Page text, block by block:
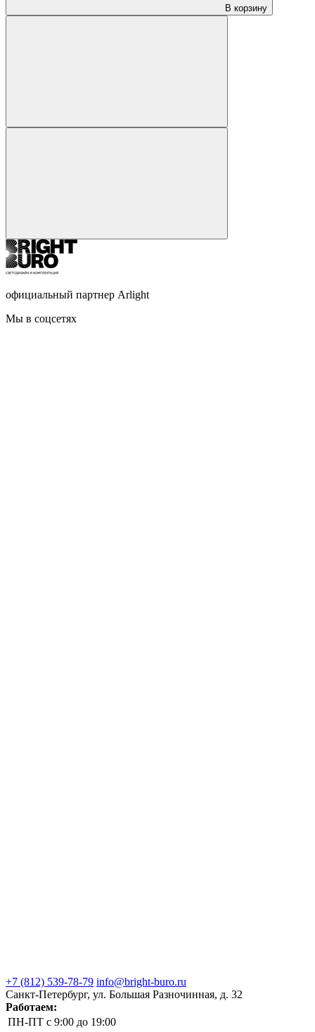
В корзину
официальный партнер Arlight
Мы в соцсетях
+7 (812) 539-78-79 info@bright-buro.ru
Санкт-Петербург, ул. Большая Разночинная, д. 32
Работаем:
ПН-ПТ с 9:00 до 19:00